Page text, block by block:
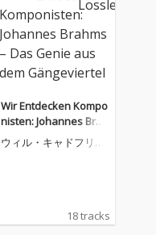
Wir Entdecken Kompo
nisten: Johannes Brah
ms – Das Genie aus d
em Gängeviertel
ウィル・キャドフリー
18 tracks